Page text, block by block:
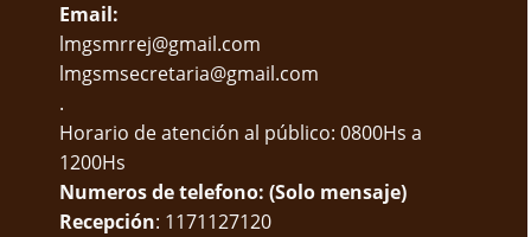
Email:
lmgsmrrej@gmail.com
lmgsmsecretaria@gmail.com
.
Horario de atención al público: 0800Hs a
1200Hs
Numeros de telefono: (Solo mensaje)
Recepción: 1171127120